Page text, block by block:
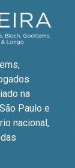
na
Paulo e
nacional,